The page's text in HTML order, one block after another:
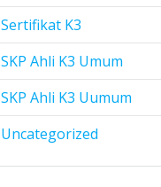
Sertifikat K3
SKP Ahli K3 Umum
SKP Ahli K3 Uumum
Uncategorized